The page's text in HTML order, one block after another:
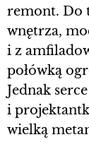
remont. Do
wnętrza,
i z
połówką
Jednak
i
wielką